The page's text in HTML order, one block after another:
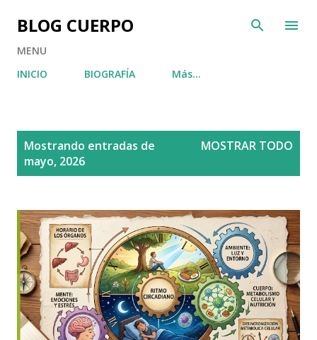
Ir al contenido principal
BLOG CUERPO
MENU
INICIO
BIOGRAFÍA Más…
Mostrando entradas de
mayo, 2026
MOSTRAR TODO